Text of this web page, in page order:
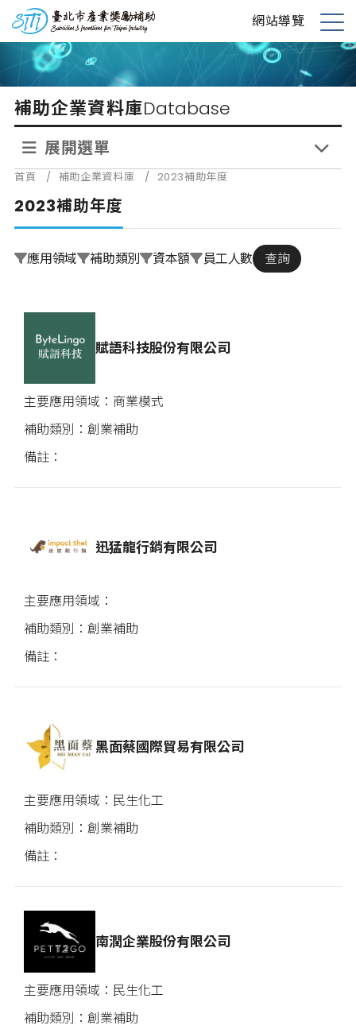
到
內
台北市產業獎勵補助 網站導覽
展
單
補助企業資料庫Database
展開選單
首頁 / 補助企業資料庫 / 2023補助年度
2023補助年度
應用領域 補助類別 資本額 員工人數 查詢
賦語科技股份有限公司
商業模式
創業補助
迅猛龍行銷有限公司
創業補助
黑面蔡國際貿易有限公司
民生化工
創業補助
南潤企業股份有限公司
民生化工
創業補助